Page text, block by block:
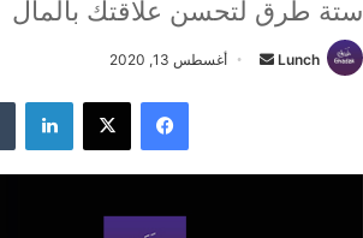
ستة طرق لتحسن علاقتك بالمال
Lunch
ب
أغسطس 13, 2020
فيسبوك ‫X لينكدإن